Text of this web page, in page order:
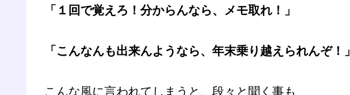
「１回で覚えろ！分からんなら、メモ取れ！」
「こんなんも出来んようなら、年末乗り越えられんぞ！」
こんな風に言われてしまうと、段々と聞く事も